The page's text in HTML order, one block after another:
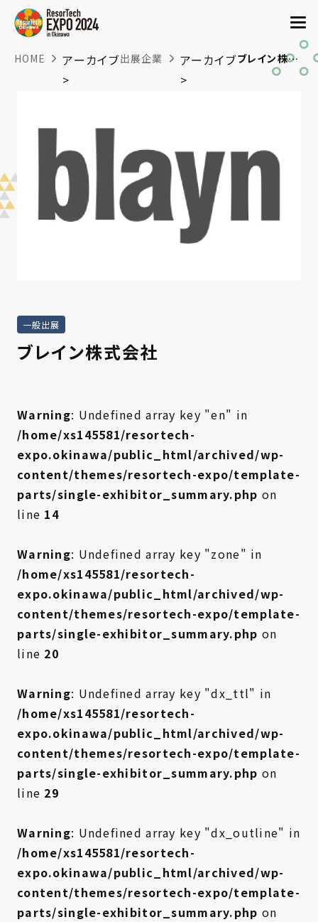
HOME
アーカイブ
>
出展企業
アーカイブ
>
ブレイン株式会社
一般出展
ブレイン株式会社
Warning: Undefined array key "en" in
/home/xs145581/resortech-
expo.okinawa/public_html/archived/wp-
content/themes/resortech-expo/template-
parts/single-exhibitor_summary.php on
line 14
Warning: Undefined array key "zone" in
/home/xs145581/resortech-
expo.okinawa/public_html/archived/wp-
content/themes/resortech-expo/template-
parts/single-exhibitor_summary.php on
line 20
Warning: Undefined array key "dx_ttl" in
/home/xs145581/resortech-
expo.okinawa/public_html/archived/wp-
content/themes/resortech-expo/template-
parts/single-exhibitor_summary.php on
line 29
Warning: Undefined array key "dx_outline" in
/home/xs145581/resortech-
expo.okinawa/public_html/archived/wp-
content/themes/resortech-expo/template-
parts/single-exhibitor_summary.php on